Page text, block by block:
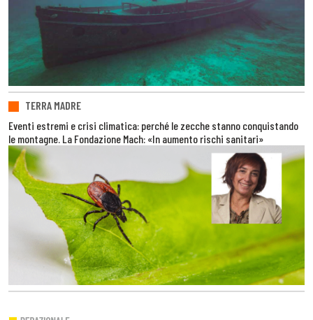
TERRA MADRE
Eventi estremi e crisi climatica: perché le zecche stanno conquistando
le montagne. La Fondazione Mach: «In aumento rischi sanitari»